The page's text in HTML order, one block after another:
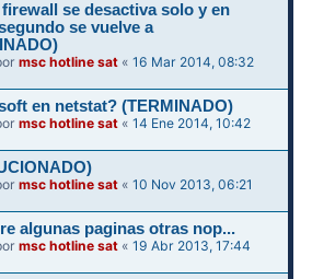
firewall se desactiva solo y en
se vuelve a
msc hotline sat «16 Mar 2014, 08:32
en netstat? (TERMINADO)
msc hotline sat «14 Ene 2014, 10:42
msc hotline sat «10 Nov 2013, 06:21
algunas paginas otras nop...
msc hotline sat «19 Abr 2013, 17:44